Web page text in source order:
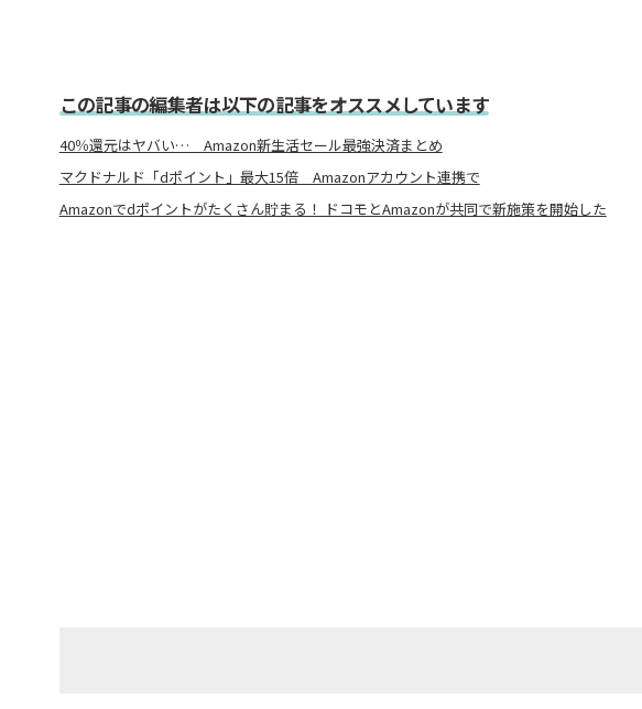
この記事の編集者は以下の記事をオススメしています
40％還元はヤバい… Amazon新生活セール最強決済まとめ
マクドナルド「dポイント」最大15倍 Amazonアカウント連携で
Amazonでdポイントがたくさん貯まる！ ドコモとAmazonが共同で新施策を開始した